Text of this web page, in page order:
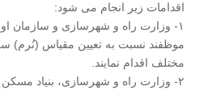
اقدامات زیر انجام می شود:
١- وزارت راه و شهرسازی و سازمان
موظفند نسبت به تعیین مقیاس (نُرم)
مختلف اقدام نمایند.
۲- وزارت راه و شهرسازی، بنیاد مسکن